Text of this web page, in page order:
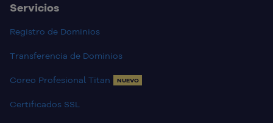
Servicios
Registro de Dominios
Transferencia de Dominios
Coreo Profesional Titan NUEVO
Certificados SSL